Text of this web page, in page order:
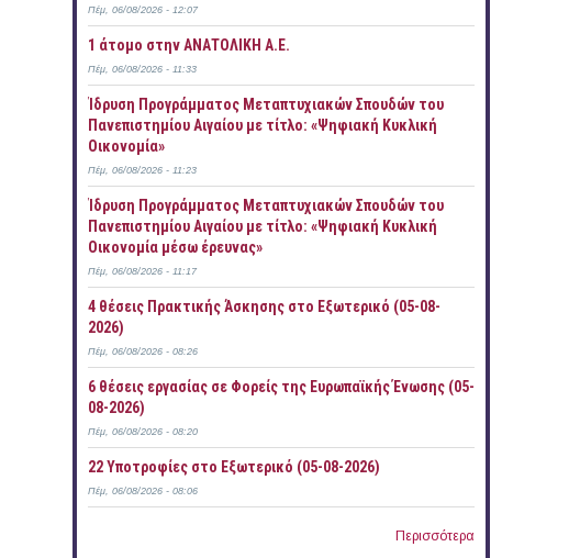
Πέμ, 06/08/2026 - 12:07
1 άτομο στην ΑΝΑΤΟΛΙΚΗ Α.Ε.
Πέμ, 06/08/2026 - 11:33
Ίδρυση Προγράμματος Μεταπτυχιακών Σπουδών του
Πανεπιστημίου Αιγαίου με τίτλο: «Ψηφιακή Κυκλική
Οικονομία»
Πέμ, 06/08/2026 - 11:23
Ίδρυση Προγράμματος Μεταπτυχιακών Σπουδών του
Πανεπιστημίου Αιγαίου με τίτλο: «Ψηφιακή Κυκλική
Οικονομία μέσω έρευνας»
Πέμ, 06/08/2026 - 11:17
4 θέσεις Πρακτικής Άσκησης στο Εξωτερικό (05-08-
2026)
Πέμ, 06/08/2026 - 08:26
6 θέσεις εργασίας σε Φορείς της Ευρωπαϊκής Ένωσης (05-
08-2026)
Πέμ, 06/08/2026 - 08:20
22 Υποτροφίες στο Εξωτερικό (05-08-2026)
Πέμ, 06/08/2026 - 08:06
Περισσότερα